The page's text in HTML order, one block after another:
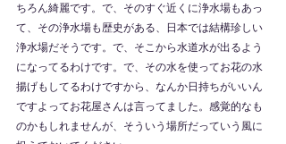
ちろん綺麗です。で、そのすぐ近くに浄水場もあっ
て、その浄水場も歴史がある、日本では結構珍しい
浄水場だそうです。で、そこから水道水が出るよう
になってるわけです。で、その水を使ってお花の水
揚げもしてるわけですから、なんか日持ちがいいん
ですよってお花屋さんは言ってました。感覚的なも
のかもしれませんが、そういう場所だっていう風に